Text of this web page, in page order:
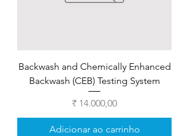
Backwash and Chemically Enhanced
Backwash (CEB) Testing System
Preço
₹ 14.000,00
Adicionar ao carrinho